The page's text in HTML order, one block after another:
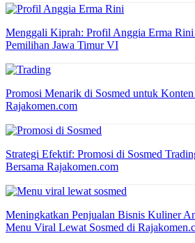
Menggali Kiprah: Profil Anggia Erma
Pemilihan Jawa Timur VI
Promosi Menarik di Sosmed untuk
Rajakomen.com
Strategi Efektif: Promosi di Sosmed
Bersama Rajakomen.com
Meningkatkan Penjualan Bisnis Kuliner
Menu Viral Lewat Sosmed di